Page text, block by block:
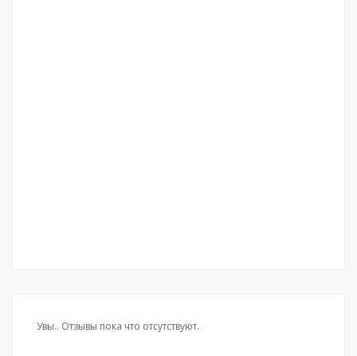
Увы.. Отзывы пока что отсутствуют.